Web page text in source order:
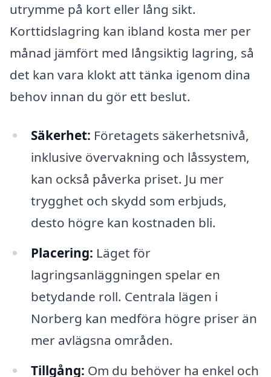
utrymme på kort eller lång sikt.
Korttidslagring kan ibland kosta mer per
månad jämfört med långsiktig lagring, så
det kan vara klokt att tänka igenom dina
behov innan du gör ett beslut.
Säkerhet: Företagets säkerhetsnivå,
inklusive övervakning och låssystem,
kan också påverka priset. Ju mer
trygghet och skydd som erbjuds,
desto högre kan kostnaden bli.
Placering: Läget för
lagringsanläggningen spelar en
betydande roll. Centrala lägen i
Norberg kan medföra högre priser än
mer avlägsna områden.
Tillgång: Om du behöver ha enkel och